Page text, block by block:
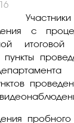
с
пункты
пробного